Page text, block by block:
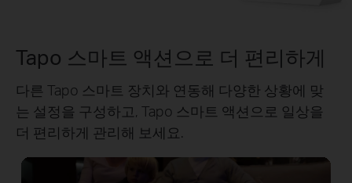
Tapo 스마트 액션으로 더 편리하게
다른 Tapo 스마트 장치와 연동해 다양한 상황에 맞
는 설정을 구성하고, Tapo 스마트 액션으로 일상을
더 편리하게 관리해 보세요.